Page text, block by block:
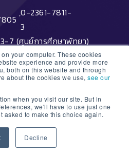
your computer. These cookies
experience and provide more
both on this website and through
about the cookies we use, see our
when you visit our site. But in
we'll have to use just one
asked to make this choice again.
Decline
,0-2361-7811-
3
7 (ศูนย์การศึกษาพัทยา)
HOTLINE
FAQs
มัครหลักสูตรระยะสั้น